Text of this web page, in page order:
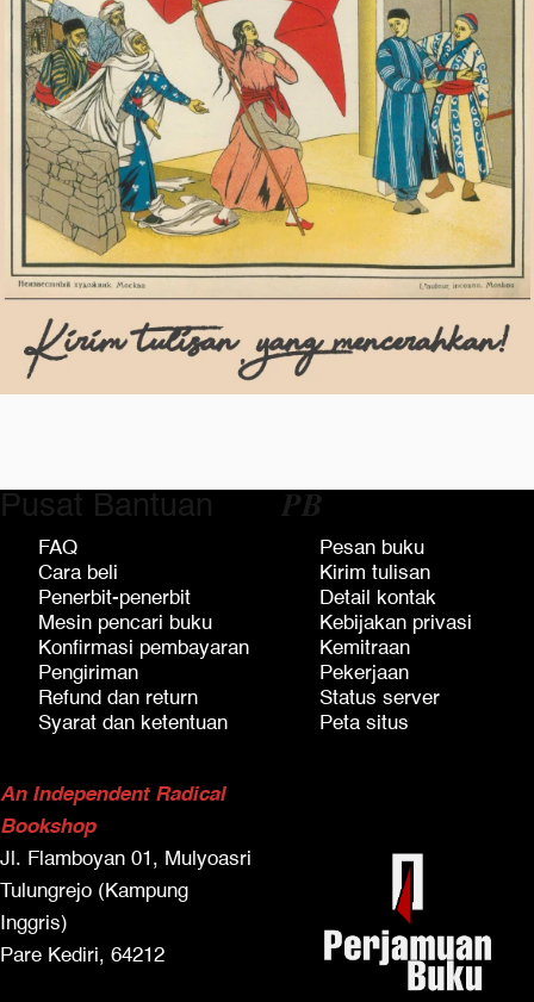
Pusat Bantuan
FAQ
Cara beli
Penerbit-penerbit
Mesin pencari buku
Konfirmasi pembayaran
Pengiriman
Refund dan return
Syarat dan ketentuan
𝑷𝑩
Pesan buku
Kirim tulisan
Detail kontak
Kebijakan privasi
Kemitraan
Pekerjaan
Status server
Peta situs
An Independent Radical
Bookshop
Jl. Flamboyan 01, Mulyoasri
Tulungrejo (Kampung
Inggris)
Pare Kediri, 64212